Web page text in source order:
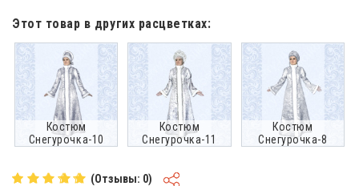
Этот товар в других расцветках:
Костюм
Снегурочка-10
Костюм
Снегурочка-11
Костюм
Снегурочка-8
(Отзывы: 0)